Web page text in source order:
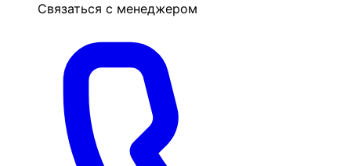
Связаться с менеджером